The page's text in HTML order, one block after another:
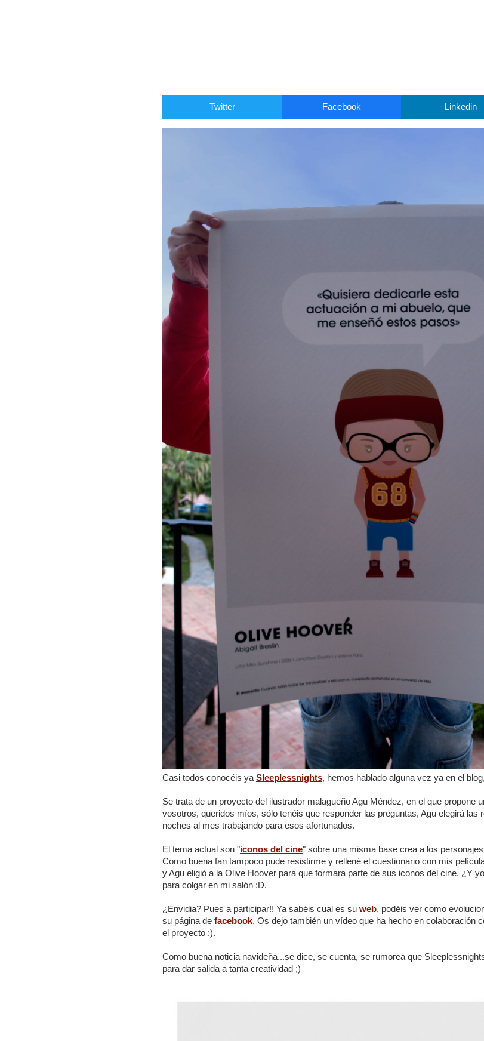
Twitter Facebook Linkedin
Casi todos conocéis yaSleeplessnights, hemos hablado alguna vez ya en el
Se trata de un proyecto del ilustrador malagueño Agu Méndez, en el que propone
vosotros, queridos míos, sólo tenéis que responder las preguntas, Agu elegirá
noches al mes trabajando para esos afortunados.
El tema actual son "iconos del cine" sobre una misma base crea a los
Como buena fan tampoco pude resistirme y rellené el cuestionario con mis
y Agu eligió a la Olive Hoover para que formara parte de sus iconos del cine. ¿Y
para colgar en mi salón :D.
¿Envidia? Pues a participar!! Ya sabéis cual es su web, podéis ver como
su página de facebook. Os dejo también un vídeo que ha hecho en colaboración
el proyecto :).
Como buena noticia navideña...se dice, se cuenta, se rumorea que
para dar salida a tanta creatividad ;)